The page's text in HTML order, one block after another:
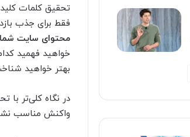
تحقیق کلمات
فقط برای جذب
محتوای سایت
خواهید فهمید
بهتر خواهید
در نگاه کلی‌تر با
واکنش مناسب